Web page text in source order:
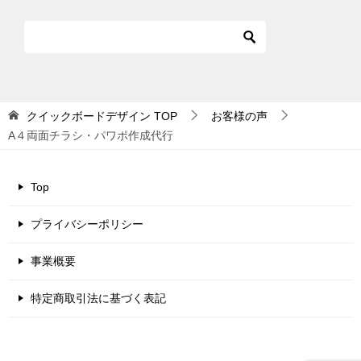
クイックボードデザイン TOP
お客様の声
A４両面チラシ・パワポ作成代行
Top
プライバシーポリシー
事業概要
特定商取引法に基づく表記